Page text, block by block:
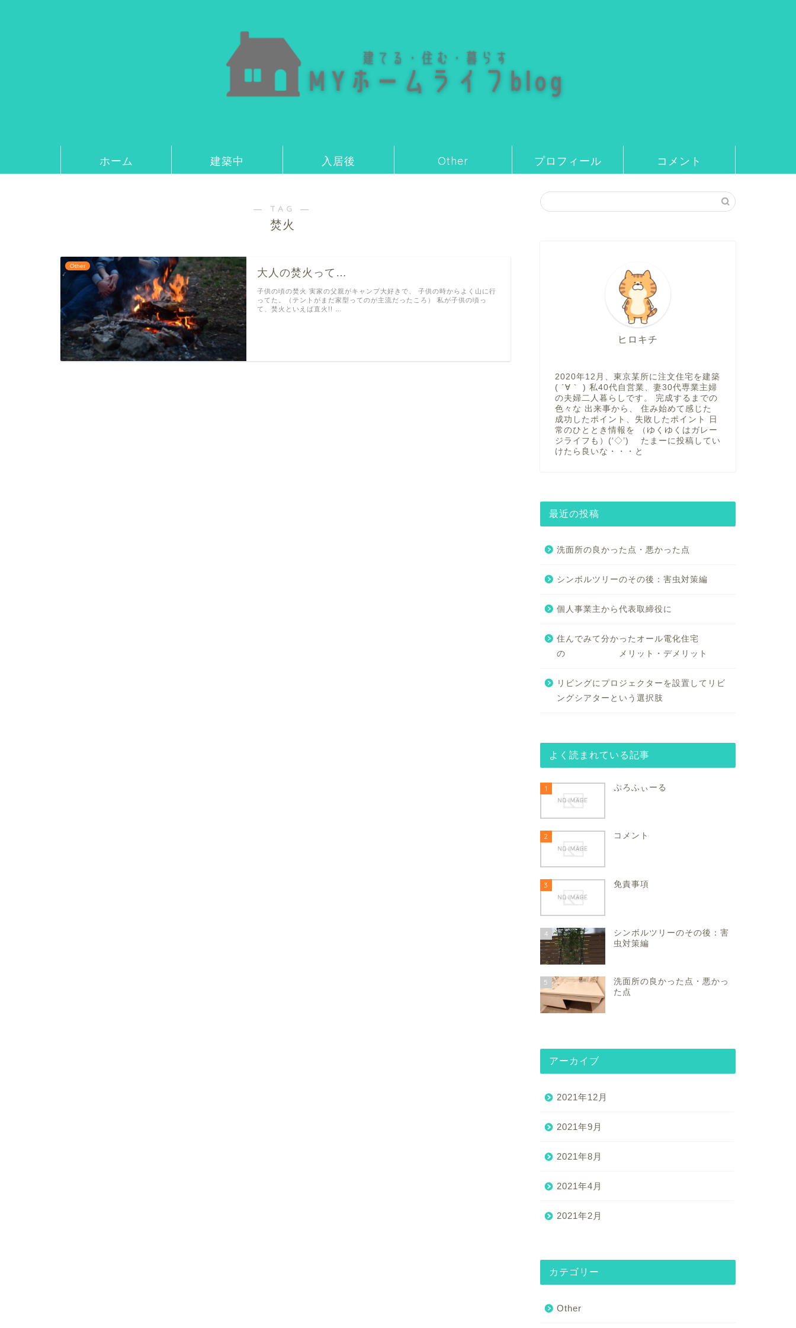
ホーム 建築中 入居後 Other プロフィール コメント
― TAG ―
焚火
Other
大人の焚火って…
子供の頃の焚火 実家の父親がキャンプ大好きで、 子供の時からよく山に行
ってた。（テントがまだ家型ってのが主流だったころ） 私が子供の頃っ
て、焚火といえば直火!! …
ヒロキチ
2020年12月、東京某所に注文住宅を建築
( ´∀｀ ) 私40代自営業、妻30代専業主婦
の夫婦二人暮らしです。 完成するまでの
色々な 出来事から、 住み始めて感じた
成功したポイント、失敗したポイント 日
常のひととき情報を （ゆくゆくはガレー
ジライフも）(‘◇’)ゞ たまーに投稿してい
けたら良いな・・・と
最近の投稿
洗面所の良かった点・悪かった点
シンボルツリーのその後：害虫対策編
個人事業主から代表取締役に
住んでみて分かったオール電化住宅
の メリット・デメリット
リビングにプロジェクターを設置してリビ
ングシアターという選択肢
よく読まれている記事
1 ぷろふぃーる
2 コメント
3 免責事項
4
シンボルツリーのその後：害
虫対策編
5
洗面所の良かった点・悪かっ
た点
アーカイブ
2021年12月
2021年9月
2021年8月
2021年4月
2021年2月
カテゴリー
Other